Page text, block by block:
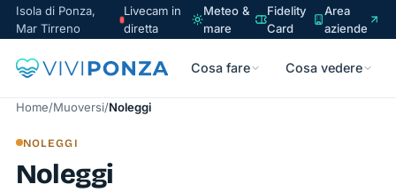
Isola di Ponza,
Mar Tirreno
Livecam in
diretta
Meteo &
mare
Fidelity
Card
Area
aziende
Cosa fare Cosa vedere
Home/Muoversi/Noleggi
NOLEGGI
Noleggi